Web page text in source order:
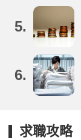
5.
6.
求職攻略